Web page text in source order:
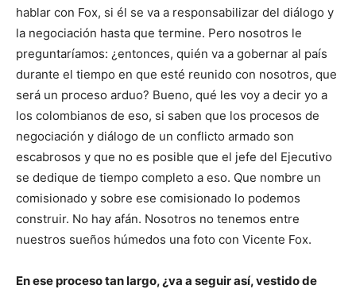
hablar con Fox, si él se va a responsabilizar del diálogo y
la negociación hasta que termine. Pero nosotros le
preguntaríamos: ¿entonces, quién va a gobernar al país
durante el tiempo en que esté reunido con nosotros, que
será un proceso arduo? Bueno, qué les voy a decir yo a
los colombianos de eso, si saben que los procesos de
negociación y diálogo de un conflicto armado son
escabrosos y que no es posible que el jefe del Ejecutivo
se dedique de tiempo completo a eso. Que nombre un
comisionado y sobre ese comisionado lo podemos
construir. No hay afán. Nosotros no tenemos entre
nuestros sueños húmedos una foto con Vicente Fox.
En ese proceso tan largo, ¿va a seguir así, vestido de